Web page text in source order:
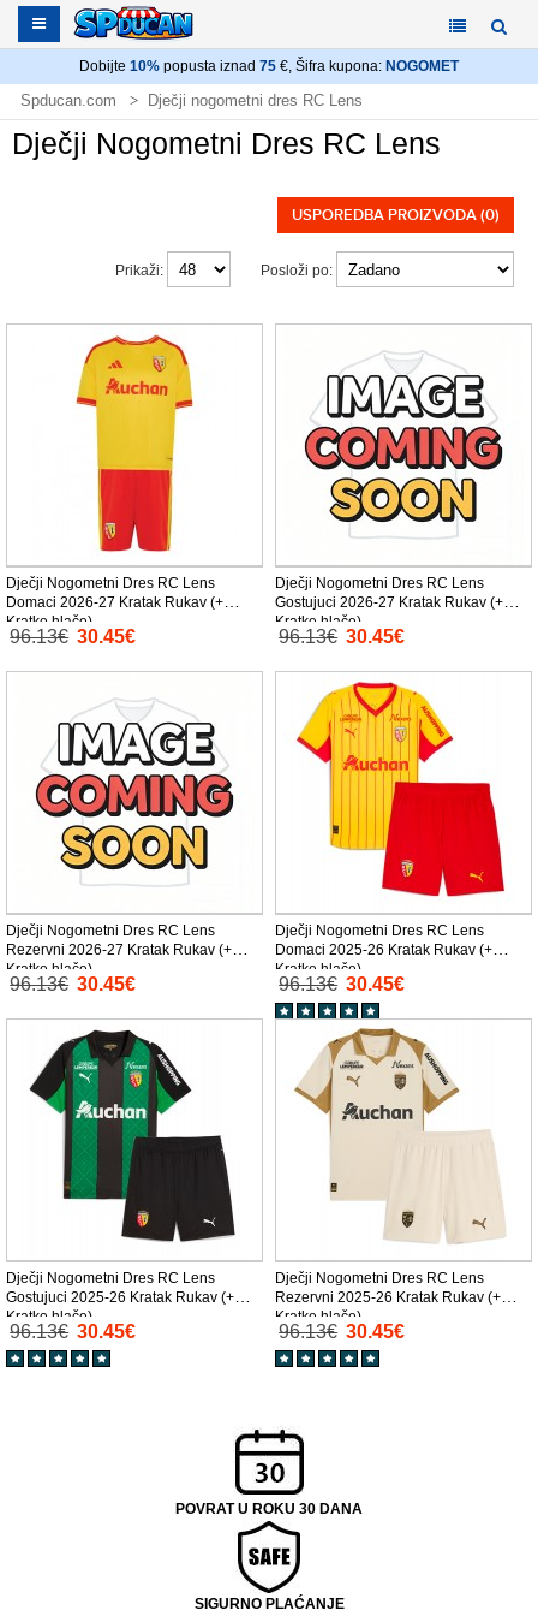
Dobijte 10% popusta iznad 75 €, Šifra kupona: NOGOMET
Spducan.com Dječji nogometni dres RC Lens
Dječji Nogometni Dres RC Lens
USPOREDBA PROIZVODA (0)
Posloži po:
Prikaži:
Dječji Nogometni Dres RC Lens
Domaci 2026-27 Kratak Rukav (+
Kratke hlače)
96.13€ 30.45€
Dječji Nogometni Dres RC Lens
Gostujuci 2026-27 Kratak Rukav (+
Kratke hlače)
96.13€ 30.45€
Dječji Nogometni Dres RC Lens
Rezervni 2026-27 Kratak Rukav (+
Kratke hlače)
96.13€ 30.45€
Dječji Nogometni Dres RC Lens
Domaci 2025-26 Kratak Rukav (+
Kratke hlače)
96.13€ 30.45€
Dječji Nogometni Dres RC Lens
Gostujuci 2025-26 Kratak Rukav (+
Kratke hlače)
96.13€ 30.45€
Dječji Nogometni Dres RC Lens
Rezervni 2025-26 Kratak Rukav (+
Kratke hlače)
96.13€ 30.45€
POVRAT U ROKU 30 DANA
SIGURNO PLAĆANJE